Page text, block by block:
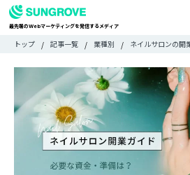
最先端のWebマーケティングを発信するメディア
ー
すべての記事
CATEGORY
カテゴリで探す
TAG
タグで探す
WRITER
ライターで探す
FEATURE
検
検
トップ 記事一覧 業種別 ネイルサロンの開